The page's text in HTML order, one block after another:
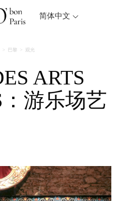
简体中文
巴黎 观光
游乐场艺